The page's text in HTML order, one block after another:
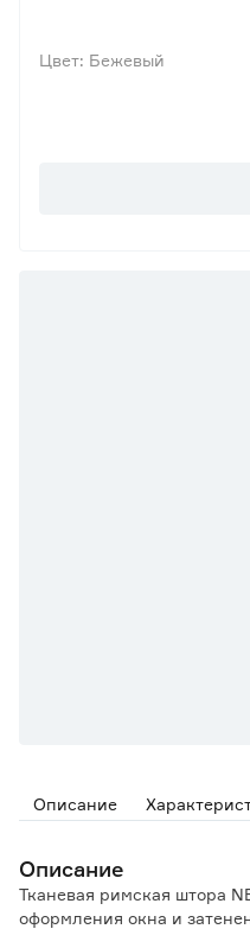
Цвет: Бежевый
Описание
Описание
Тканевая римская штора
оформления окна и